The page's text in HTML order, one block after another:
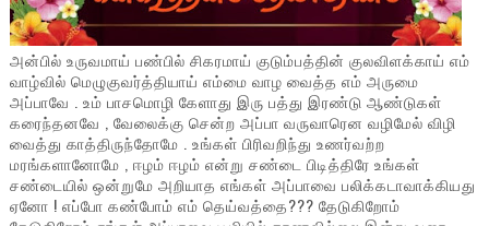
அன்பில் உருவமாய் பண்பில் சிகரமாய் குடும்பத்தின் குலவிளக்காய் எம்
வாழ்வில் மெழுகுவர்த்தியாய் எம்மை வாழ வைத்த எம் அருமை
அப்பாவே . உம் பாசமொழி கேளாது இரு பத்து இரண்டு ஆண்டுகள்
கரைந்தனவே , வேலைக்கு சென்ற அப்பா வருவாரென வழிமேல் விழி
வைத்து காத்திருந்தோமே . உங்கள் பிரிவறிந்து உணர்வற்ற
மரங்களானோமே , ஈழம் ஈழம் என்று சண்டை பிடித்திரே உங்கள்
சண்டையில் ஒன்றுமே அறியாத எங்கள் அப்பாவை பலிக்கடாவாக்கியது
ஏனோ ! எப்போ கண்போம் எம் தெய்வத்தை??? தேடுகிறோம்